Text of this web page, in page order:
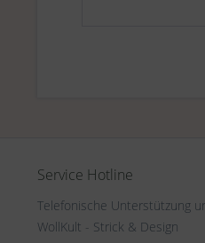
Service Hotline
Telefonische Unterstützung
WollKult - Strick & Design